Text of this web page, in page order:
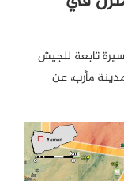
تابعة للجيش
مأرب، عن